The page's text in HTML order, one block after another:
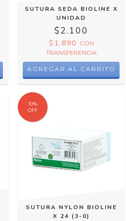
SUTURA SEDA BIOLINE X
UNIDAD
$2.100
$1.890 CON
TRANSFERENCIA
AGREGAR AL CARRITO
10%
OFF
SUTURA NYLON BIOLINE
X 24 (3-0)